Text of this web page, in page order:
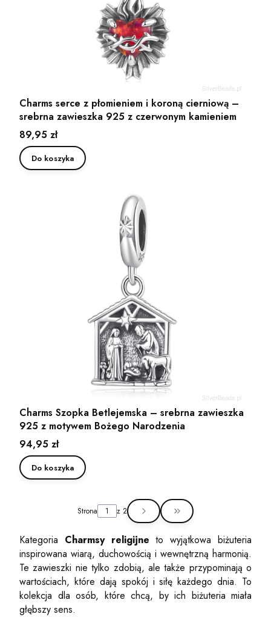
Charms serce z płomieniem i koroną cierniową –
srebrna zawieszka 925 z czerwonym kamieniem
Cena
89,95 zł
Do koszyka
Charms Szopka Betlejemska – srebrna zawieszka
925 z motywem Bożego Narodzenia
Cena
94,95 zł
Do koszyka
Strona z 2 Przejdź do ostatniej
Kategoria Charmsy religijne to wyjątkowa biżuteria
inspirowana wiarą, duchowością i wewnętrzną harmonią.
Te zawieszki nie tylko zdobią, ale także przypominają o
wartościach, które dają spokój i siłę każdego dnia. To
kolekcja dla osób, które chcą, by ich biżuteria miała
głębszy sens.